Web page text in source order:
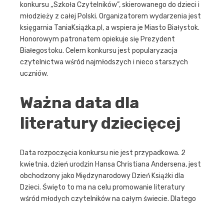
konkursu „Szkoła Czytelników”, skierowanego do dzieci i
młodzieży z całej Polski. Organizatorem wydarzenia jest
księgarnia TaniaKsiążka.pl, a wspiera je Miasto Białystok.
Honorowym patronatem opiekuje się Prezydent
Białegostoku. Celem konkursu jest popularyzacja
czytelnictwa wśród najmłodszych i nieco starszych
uczniów.
Ważna data dla
literatury dziecięcej
Data rozpoczęcia konkursu nie jest przypadkowa. 2
kwietnia, dzień urodzin Hansa Christiana Andersena, jest
obchodzony jako Międzynarodowy Dzień Książki dla
Dzieci. Święto to ma na celu promowanie literatury
wśród młodych czytelników na całym świecie. Dlatego